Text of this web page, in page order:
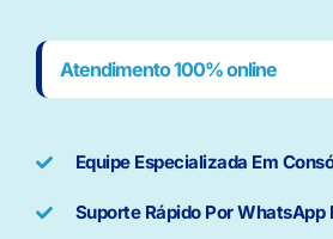
Atendimento 100% online
Equipe Especializada Em
Suporte Rápido Por WhatsApp